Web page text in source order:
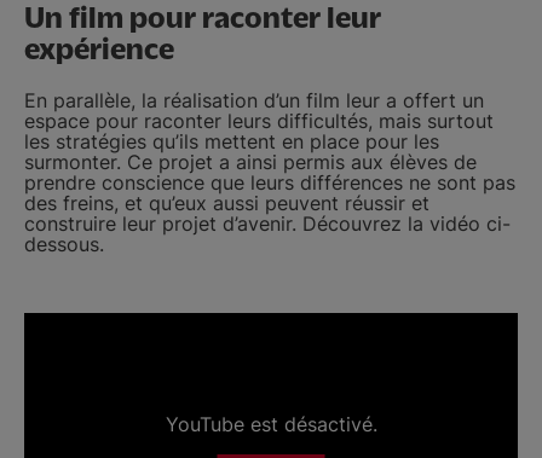
Un film pour raconter leur
expérience
En parallèle, la réalisation d’un film leur a offert un
espace pour raconter leurs difficultés, mais surtout
les stratégies qu’ils mettent en place pour les
surmonter. Ce projet a ainsi permis aux élèves de
prendre conscience que leurs différences ne sont pas
des freins, et qu’eux aussi peuvent réussir et
construire leur projet d’avenir. Découvrez la vidéo ci-
dessous.
YouTube est désactivé.